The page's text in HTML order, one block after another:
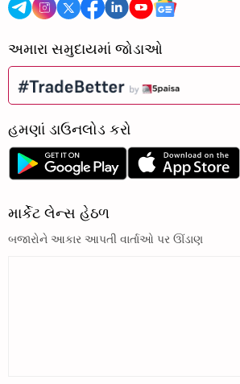
અમારા સમુદાયમાં જોડાઓ
હમણાં ડાઉનલોડ કરો
માર્કેટ લેન્સ હેઠળ
બજારોને આકાર આપતી વાર્તાઓ પર ઊંડાણ